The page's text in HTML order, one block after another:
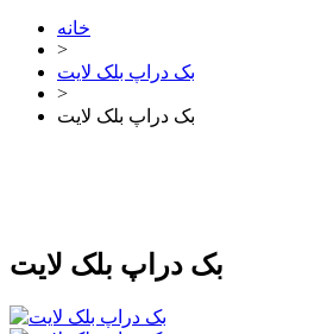
خانه
>
بک دراپ بلک لایت
>
بک دراپ بلک لایت
بک دراپ بلک لایت